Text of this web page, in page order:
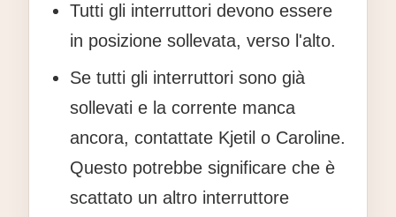
Tutti gli interruttori devono essere
in posizione sollevata, verso l'alto.
Se tutti gli interruttori sono già
sollevati e la corrente manca
ancora, contattate Kjetil o Caroline.
Questo potrebbe significare che è
scattato un altro interruttore